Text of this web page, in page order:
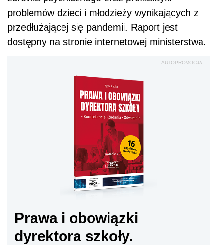
problemów dzieci i młodzieży wynikających z
przedłużającej się pandemii. Raport jest
dostępny na stronie internetowej ministerstwa.
AUTOPROMOCJA
Prawa i obowiązki
dyrektora szkoły.